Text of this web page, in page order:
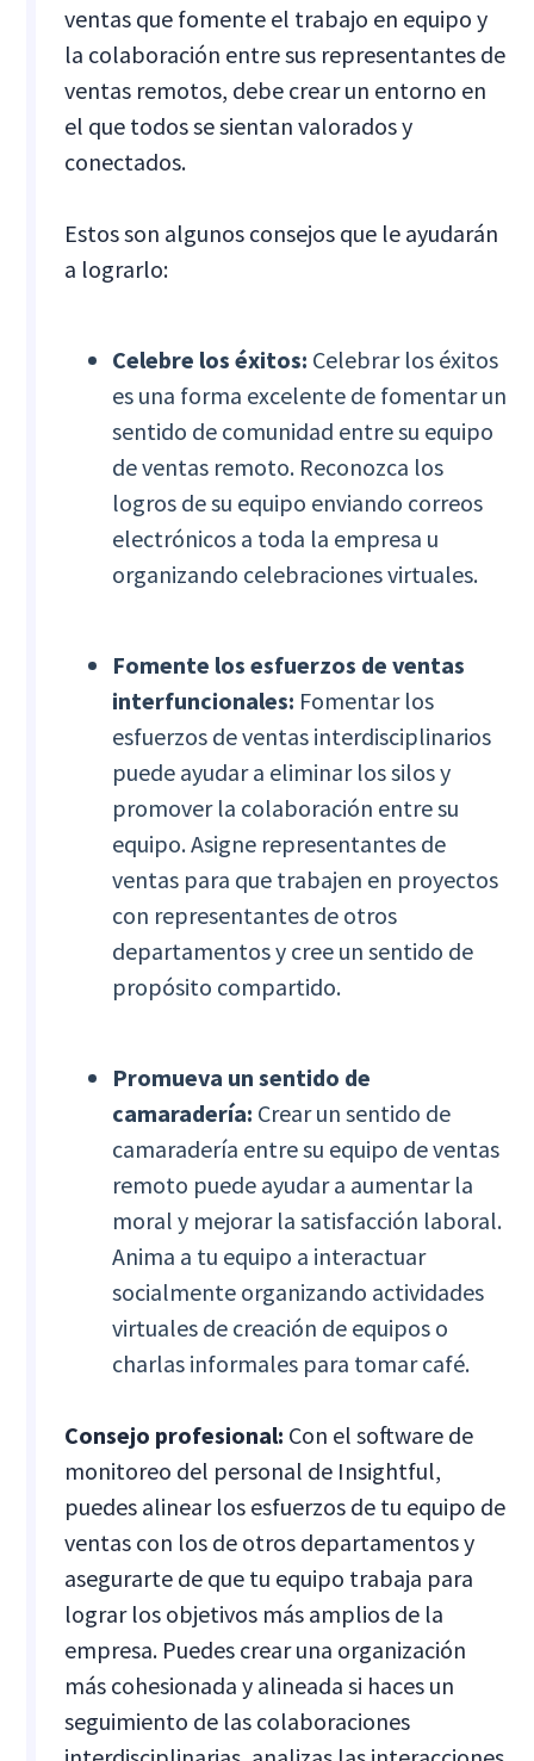
ventas que fomente el trabajo en equipo y
la colaboración entre sus representantes de
ventas remotos, debe crear un entorno en
el que todos se sientan valorados y
conectados.
Estos son algunos consejos que le ayudarán
a lograrlo:
Celebre los éxitos: Celebrar los éxitos
es una forma excelente de fomentar un
sentido de comunidad entre su equipo
de ventas remoto. Reconozca los
logros de su equipo enviando correos
electrónicos a toda la empresa u
organizando celebraciones virtuales.
Fomente los esfuerzos de ventas
interfuncionales: Fomentar los
esfuerzos de ventas interdisciplinarios
puede ayudar a eliminar los silos y
promover la colaboración entre su
equipo. Asigne representantes de
ventas para que trabajen en proyectos
con representantes de otros
departamentos y cree un sentido de
propósito compartido.
Promueva un sentido de
camaradería: Crear un sentido de
camaradería entre su equipo de ventas
remoto puede ayudar a aumentar la
moral y mejorar la satisfacción laboral.
Anima a tu equipo a interactuar
socialmente organizando actividades
virtuales de creación de equipos o
charlas informales para tomar café.
Consejo profesional: Con el software de
monitoreo del personal de Insightful,
puedes alinear los esfuerzos de tu equipo de
ventas con los de otros departamentos y
asegurarte de que tu equipo trabaja para
lograr los objetivos más amplios de la
empresa. Puedes crear una organización
más cohesionada y alineada si haces un
seguimiento de las colaboraciones